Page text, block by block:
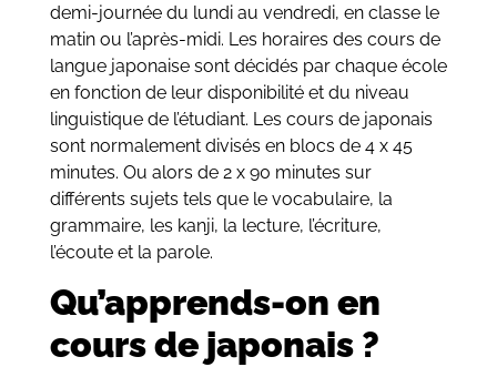
demi-journée du lundi au vendredi, en classe le
matin ou l’après-midi. Les horaires des cours de
langue japonaise sont décidés par chaque école
en fonction de leur disponibilité et du niveau
linguistique de l’étudiant. Les cours de japonais
sont normalement divisés en blocs de 4 x 45
minutes. Ou alors de 2 x 90 minutes sur
différents sujets tels que le vocabulaire, la
grammaire, les kanji, la lecture, l’écriture,
l’écoute et la parole.
Qu’apprends-on en
cours de japonais ?